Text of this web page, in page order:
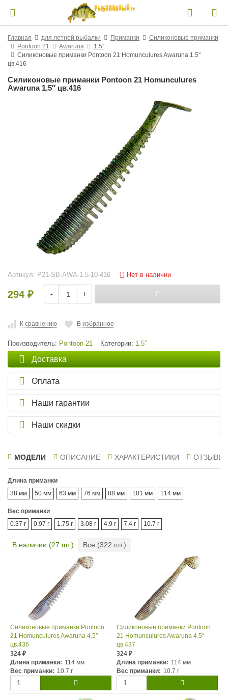
Главная для летней рыбалки Приманки
Силиконовые приманки
Pontoon 21
Awaruna
1.5″
Силиконовые приманки Pontoon 21 Homunculures Awaruna 1.5″
цв.416
Силиконовые приманки Pontoon 21 Homunculures
Awaruna 1.5″ цв.416
Артикул: P21-SB-AWA-1.5-10-416 Нет в наличии
294 ₽ - +
К сравнению В избранное
Производитель: Pontoon 21 Категории: 1.5″
Доставка
Оплата
Наши гарантии
Наши скидки
МОДЕЛИ ОПИСАНИЕ ХАРАКТЕРИСТИКИ ОТЗЫВЫ
Длина приманки
38 мм
50 мм 63 мм 76 мм 88 мм 101 мм 114 мм
Вес приманки
0.37 г
0.97 г 1.75 г 3.08 г 4.9 г 7.4 г 10.7 г
В наличии (27 шт.) Все (322 шт.)
Силиконовые приманки Pontoon
21 Homunculures Awaruna 4.5″
цв.436
324 ₽
Длина приманки: 114 мм
Вес приманки: 10.7 г
Силиконовые приманки Pontoon
21 Homunculures Awaruna 4.5″
цв.437
324 ₽
Длина приманки: 114 мм
Вес приманки: 10.7 г